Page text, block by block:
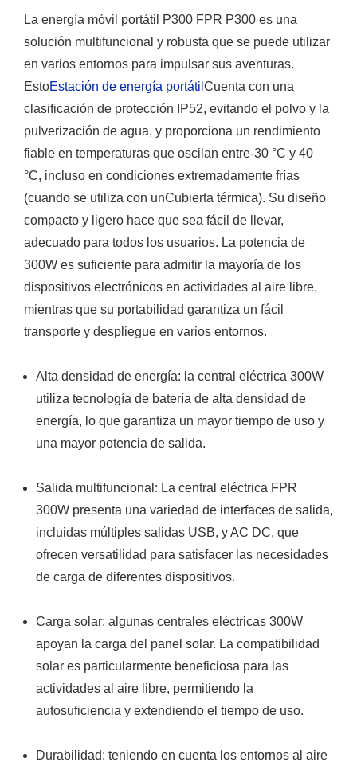
La energía móvil portátil P300 FPR P300 es una
solución multifuncional y robusta que se puede utilizar
en varios entornos para impulsar sus aventuras.
EstoEstación de energía portátil Cuenta con una
clasificación de protección IP52, evitando el polvo y la
pulverización de agua, y proporciona un rendimiento
fiable en temperaturas que oscilan entre-30 °C y 40
°C, incluso en condiciones extremadamente frías
(cuando se utiliza con unCubierta térmica). Su diseño
compacto y ligero hace que sea fácil de llevar,
adecuado para todos los usuarios. La potencia de
300W es suficiente para admitir la mayoría de los
dispositivos electrónicos en actividades al aire libre,
mientras que su portabilidad garantiza un fácil
transporte y despliegue en varios entornos.
Alta densidad de energía: la central eléctrica 300W
utiliza tecnología de batería de alta densidad de
energía, lo que garantiza un mayor tiempo de uso y
una mayor potencia de salida.
Salida multifuncional: La central eléctrica FPR
300W presenta una variedad de interfaces de salida,
incluidas múltiples salidas USB, y AC DC, que
ofrecen versatilidad para satisfacer las necesidades
de carga de diferentes dispositivos.
Carga solar: algunas centrales eléctricas 300W
apoyan la carga del panel solar. La compatibilidad
solar es particularmente beneficiosa para las
actividades al aire libre, permitiendo la
autosuficiencia y extendiendo el tiempo de uso.
Durabilidad: teniendo en cuenta los entornos al aire